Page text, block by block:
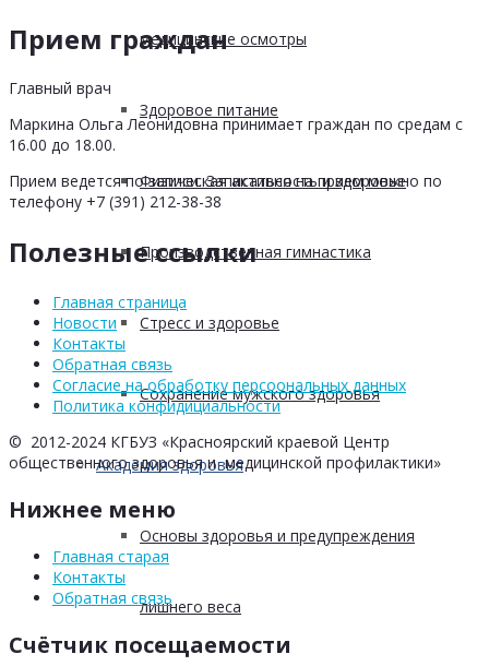
медицинские осмотры
Здоровое питание
Физическая активность и здоровье
Производственная гимнастика
Стресс и здоровье
Сохранение мужского здоровья
Академия здоровья
Основы здоровья и предупреждения
лишнего веса
Прием граждан
Главный врач
Маркина Ольга Леонидовна принимает граждан по средам с
16.00 до 18.00.
Прием ведется по записи. Записаться на прием можно по
телефону +7 (391) 212-38-38
Полезные ссылки
Главная страница
Новости
Контакты
Обратная связь
Согласие на обработку персоональных данных
Политика конфидициальности
© 2012-2024 КГБУЗ «Красноярский краевой Центр
общественного здоровья и медицинской профилактики»
Нижнее меню
Главная старая
Контакты
Обратная связь
Счётчик посещаемости